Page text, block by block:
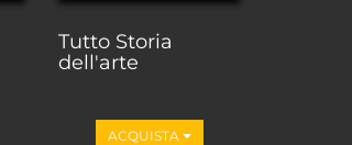
Tutto Storia
dell'arte
ACQUISTA